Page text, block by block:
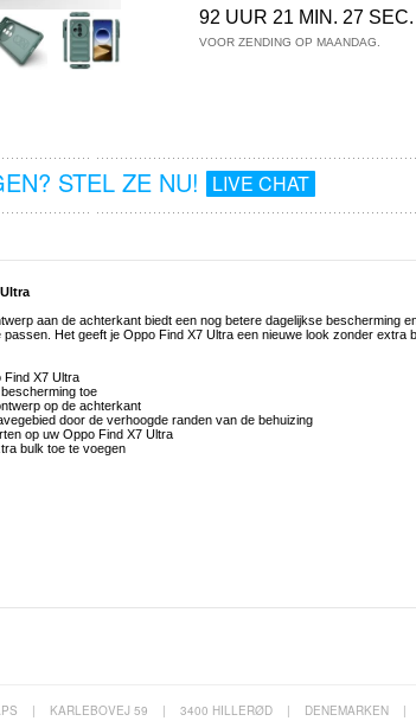
92 UUR 21 MIN. 26 SEC.
VOOR ZENDING OP MAANDAG.
STEL ZE NU! LIVE CHAT
aan de achterkant biedt een nog betere dagelijkse bescherming
Het geeft je Oppo Find X7 Ultra een nieuwe look zonder extra
Find X7 Ultra
toe
op de achterkant
door de verhoogde randen van de behuizing
op uw Oppo Find X7 Ultra
bulk toe te voegen
| KARLEBOVEJ 59 | 3400 HILLERØD | DENEMARKEN |